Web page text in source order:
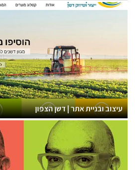
עיצוב ובניית אתר | דשן הצפון